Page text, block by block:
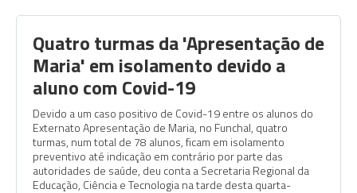
Quatro turmas da 'Apresentação de
Maria' em isolamento devido a
aluno com Covid-19
Devido a um caso positivo de Covid-19 entre os alunos do
Externato Apresentação de Maria, no Funchal, quatro
turmas, num total de 78 alunos, ficam em isolamento
preventivo até indicação em contrário por parte das
autoridades de saúde, deu conta a Secretaria Regional da
Educação, Ciência e Tecnologia na tarde desta quarta-